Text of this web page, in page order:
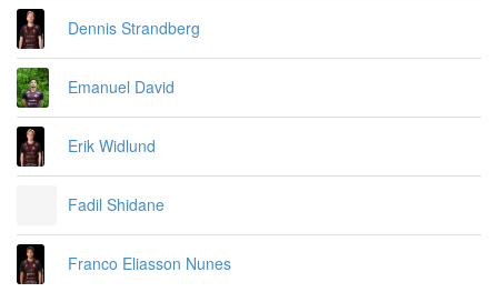
Dennis Strandberg
Emanuel David
Erik Widlund
Fadil Shidane
Franco Eliasson Nunes